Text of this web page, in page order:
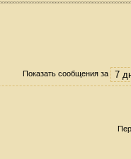
Показать сообщения за